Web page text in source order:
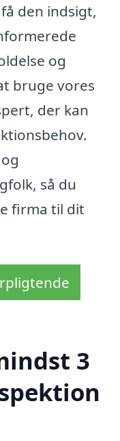
den indsigt,
og
bruge vores
der kan
så du
firma til dit
3